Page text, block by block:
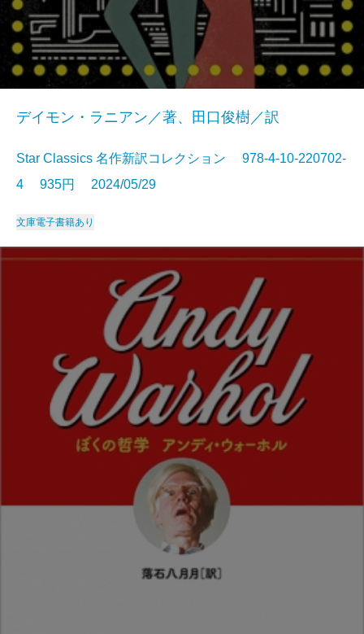
デイモン・ラニアン／著、田口俊樹／訳
Star Classics 名作新訳コレクション 978-4-10-220702-
4 935円 2024/05/29
文庫電子書籍あり